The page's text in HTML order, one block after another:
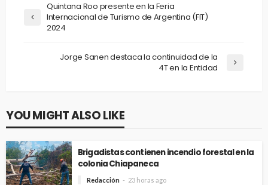
Quintana Roo presente en la Feria
Internacional de Turismo de Argentina (FIT)
2024
Jorge Sanen destaca la continuidad de la
4T en la Entidad
YOU MIGHT ALSO LIKE
Brigadistas contienen incendio forestal en la
colonia Chiapaneca
Redacción 23 horas ago